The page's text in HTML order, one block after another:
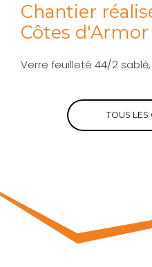
Chantier
Côtes d'Armor
Verre feuilleté 44/2
TOUS